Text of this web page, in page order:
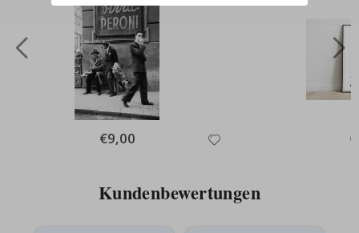
Special
Price
€9,00
Kundenbewertungen